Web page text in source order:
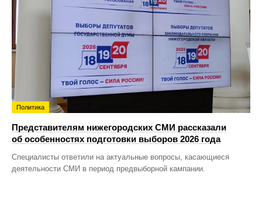
Политика
Представителям нижегородских СМИ рассказали
об особенностях подготовки выборов 2026 года
Специалисты ответили на актуальные вопросы, касающиеся
деятельности СМИ в период предвыборной кампании.